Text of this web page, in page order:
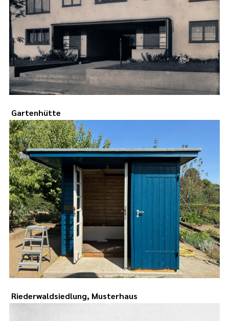
Gartenhütte
Riederwaldsiedlung, Musterhaus